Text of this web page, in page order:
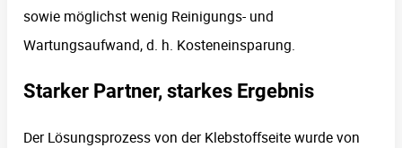
sowie möglichst wenig Reinigungs- und
Wartungsaufwand, d. h. Kosteneinsparung.
Starker Partner, starkes Ergebnis
Der Lösungsprozess von der Klebstoffseite wurde von